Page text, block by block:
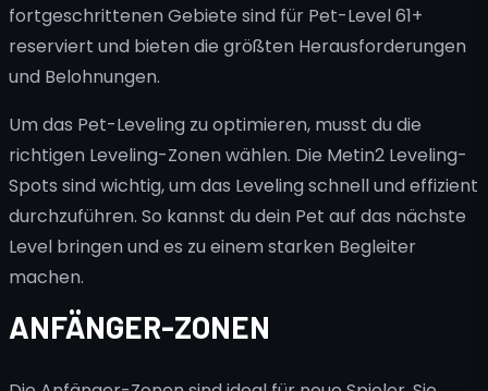
fortgeschrittenen Gebiete sind für Pet-Level 61+
reserviert und bieten die größten Herausforderungen
und Belohnungen.
Um das Pet-Leveling zu optimieren, musst du die
richtigen Leveling-Zonen wählen. Die Metin2 Leveling-
Spots sind wichtig, um das Leveling schnell und effizient
durchzuführen. So kannst du dein Pet auf das nächste
Level bringen und es zu einem starken Begleiter
machen.
ANFÄNGER-ZONEN